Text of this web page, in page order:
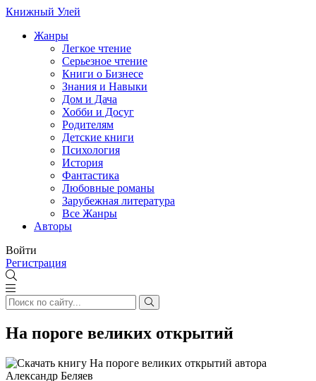
Книжный Улей
Жанры
Легкое чтение
Серьезное чтение
Книги о Бизнесе
Знания и Навыки
Дом и Дача
Хобби и Досуг
Родителям
Детские книги
Психология
История
Фантастика
Любовные романы
Зарубежная литература
Все Жанры
Авторы
Войти
Регистрация
На пороге великих открытий